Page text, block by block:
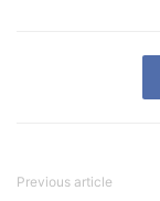
Previous article